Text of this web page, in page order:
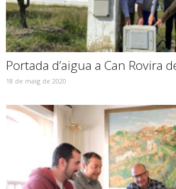
Portada d’aigua a Can Rovira
18 de maig de 2020